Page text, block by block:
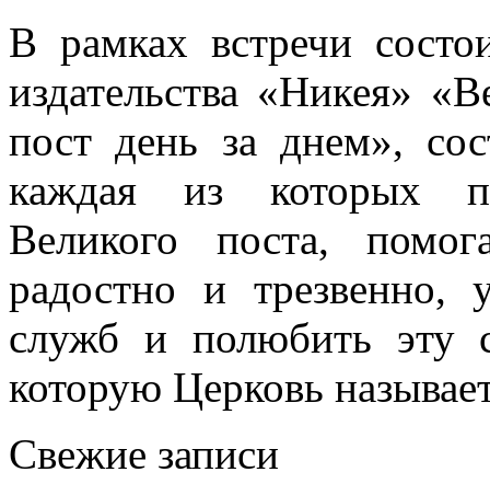
В рамках встречи
издательства «Никея»
пост день за днем»,
каждая из которых
Великого поста,
радостно и трезвенно,
служб и полюбить эту
которую Церковь
Свежие записи